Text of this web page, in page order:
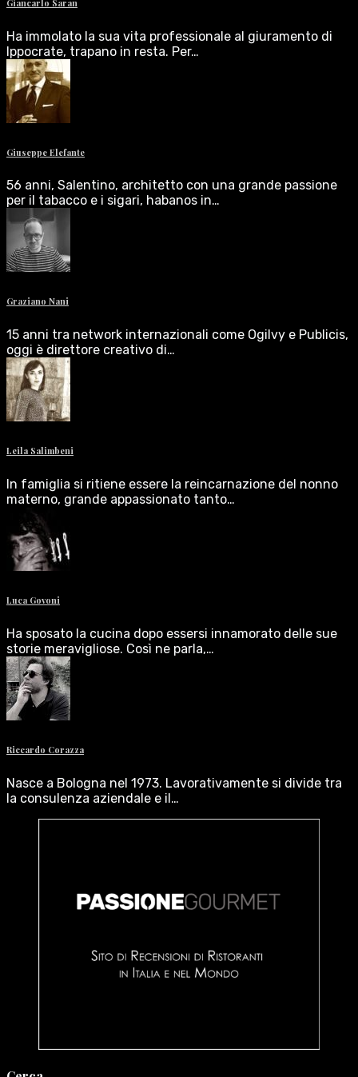
Giancarlo Saran
Ha immolato la sua vita professionale al giuramento di
Ippocrate, trapano in resta. Per…
Giuseppe Elefante
56 anni, Salentino, architetto con una grande passione
per il tabacco e i sigari, habanos in…
Graziano Nani
15 anni tra network internazionali come Ogilvy e Publicis,
oggi è direttore creativo di…
Leila Salimbeni
In famiglia si ritiene essere la reincarnazione del nonno
materno, grande appassionato tanto…
Luca Govoni
Ha sposato la cucina dopo essersi innamorato delle sue
storie meravigliose. Così ne parla,…
Riccardo Corazza
Nasce a Bologna nel 1973. Lavorativamente si divide tra
la consulenza aziendale e il…